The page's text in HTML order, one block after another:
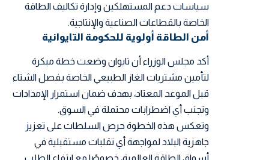
سياسات دعم المستهلكين وإدارة تكاليف الطاقة
الخاصة بالقطاعات الصناعية والإنتاجية.
أمن الطاقة أولوية للحكومة التايوانية
أكد مجلس الوزراء أن تايوان وضعت خطة مبكرة
لتأمين مشتريات الغاز الطبيعي الخاصة بفصل الشتاء
قبل الموعد المعتاد، بهدف ضمان استمرار الإمدادات
وتجنب أي اضطرابات محتملة في السوق.
وتعكس هذه الخطوة حرص السلطات على تعزيز
جاهزية البلاد لمواجهة أي تقلبات مستقبلية في
أسواق الطاقة العالمية، خصوصًا مع ارتفاع الطلب